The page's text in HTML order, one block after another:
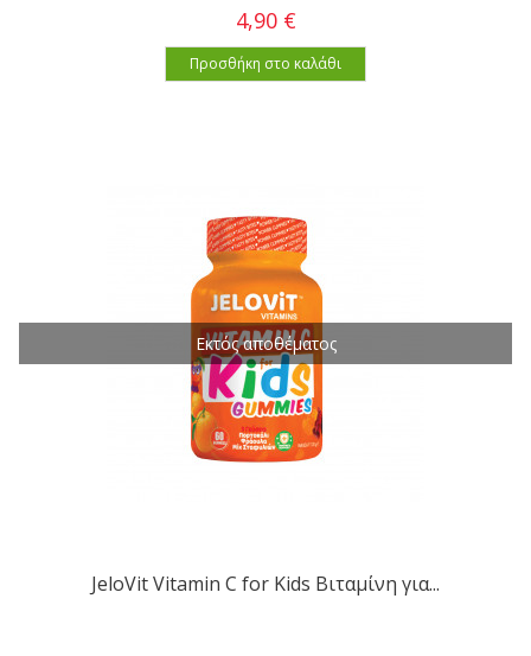
4,90 €
Προσθήκη στο καλάθι
Εκτός αποθέματος
JeloVit Vitamin C for Kids Βιταμίνη για...